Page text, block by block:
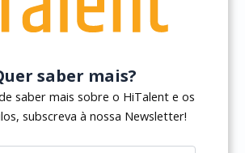
saber mais?
saber mais sobre o HiTalent e os
subscreva à nossa Newsletter!